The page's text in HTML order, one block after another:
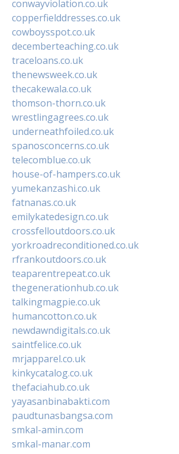
conwayviolation.co.uk
copperfielddresses.co.uk
cowboysspot.co.uk
decemberteaching.co.uk
traceloans.co.uk
thenewsweek.co.uk
thecakewala.co.uk
thomson-thorn.co.uk
wrestlingagrees.co.uk
underneathfoiled.co.uk
spanosconcerns.co.uk
telecomblue.co.uk
house-of-hampers.co.uk
yumekanzashi.co.uk
fatnanas.co.uk
emilykatedesign.co.uk
crossfelloutdoors.co.uk
yorkroadreconditioned.co.uk
rfrankoutdoors.co.uk
teaparentrepeat.co.uk
thegenerationhub.co.uk
talkingmagpie.co.uk
humancotton.co.uk
newdawndigitals.co.uk
saintfelice.co.uk
mrjapparel.co.uk
kinkycatalog.co.uk
thefaciahub.co.uk
yayasanbinabakti.com
paudtunasbangsa.com
smkal-amin.com
smkal-manar.com